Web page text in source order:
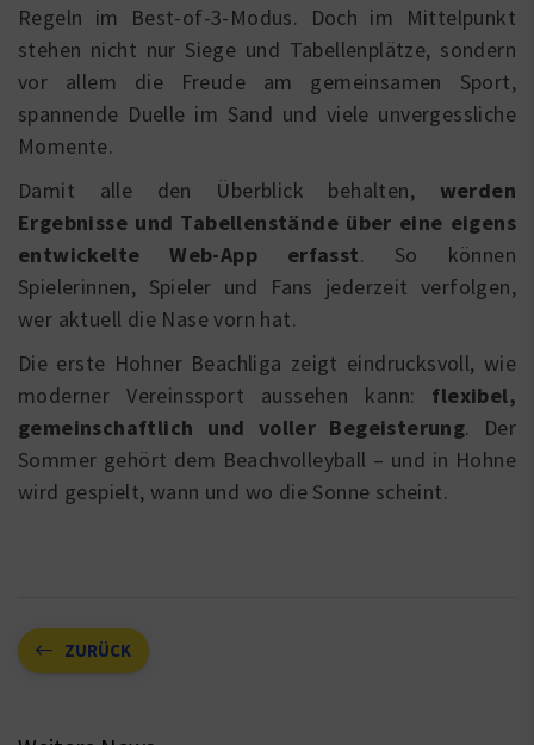
Regeln im Best-of-3-Modus. Doch im Mittelpunkt
stehen nicht nur Siege und Tabellenplätze, sondern
vor allem die Freude am gemeinsamen Sport,
spannende Duelle im Sand und viele unvergessliche
Momente.
Damit alle den Überblick behalten, werden
Ergebnisse und Tabellenstände über eine eigens
entwickelte Web-App erfasst. So können
Spielerinnen, Spieler und Fans jederzeit verfolgen,
wer aktuell die Nase vorn hat.
Die erste Hohner Beachliga zeigt eindrucksvoll, wie
moderner Vereinssport aussehen kann: flexibel,
gemeinschaftlich und voller Begeisterung. Der
Sommer gehört dem Beachvolleyball – und in Hohne
wird gespielt, wann und wo die Sonne scheint.
ZURÜCK